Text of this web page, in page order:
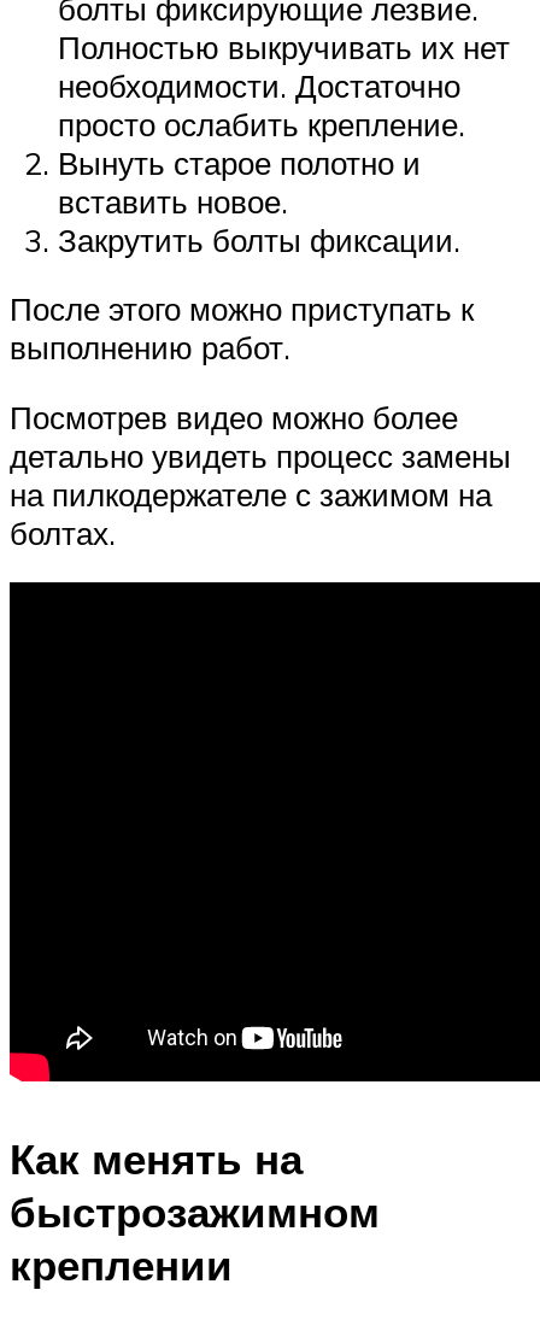
болты фиксирующие лезвие.
Полностью выкручивать их нет
необходимости. Достаточно
просто ослабить крепление.
Вынуть старое полотно и
вставить новое.
Закрутить болты фиксации.
После этого можно приступать к
выполнению работ.
Посмотрев видео можно более
детально увидеть процесс замены
на пилкодержателе с зажимом на
болтах.
Как менять на
быстрозажимном
креплении